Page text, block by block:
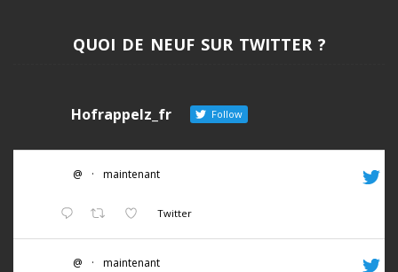
QUOI DE NEUF SUR TWITTER ?
Hofrappelz_fr Follow
@ · maintenant
Twitter
@ · maintenant